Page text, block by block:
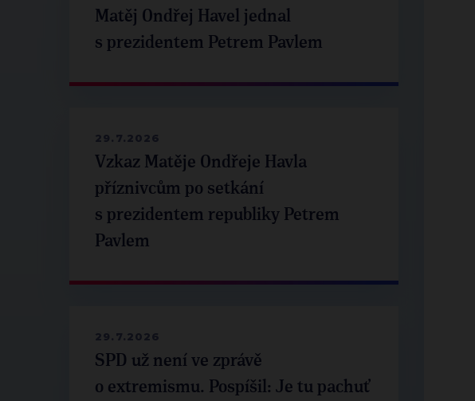
Matěj Ondřej Havel jednal
s prezidentem Petrem Pavlem
29.7.2026
Vzkaz Matěje Ondřeje Havla
příznivcům po setkání
s prezidentem republiky Petrem
Pavlem
29.7.2026
SPD už není ve zprávě
o extremismu. Pospíšil: Je tu pachuť